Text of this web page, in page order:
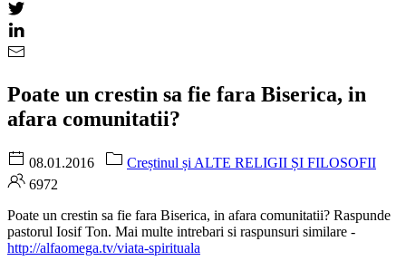
Poate un crestin sa fie fara Biserica, in
afara comunitatii?
08.01.2016
Creștinul și ALTE RELIGII ȘI FILOSOFII
6972
Poate un crestin sa fie fara Biserica, in afara comunitatii? Raspunde
pastorul Iosif Ton. Mai multe intrebari si raspunsuri similare -
http://alfaomega.tv/viata-spirituala